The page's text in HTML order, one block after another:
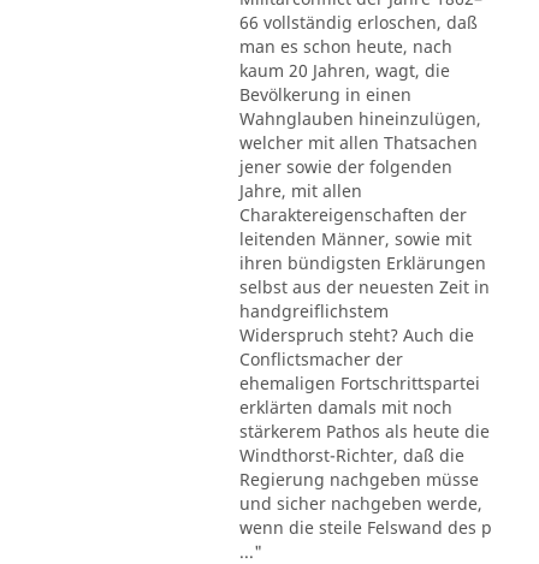
66 vollständig erloschen, daß
man es schon heute, nach
kaum 20 Jahren, wagt, die
Bevölkerung in einen
Wahnglauben hineinzulügen,
welcher mit allen Thatsachen
jener sowie der folgenden
Jahre, mit allen
Charaktereigenschaften der
leitenden Männer, sowie mit
ihren bündigsten Erklärungen
selbst aus der neuesten Zeit in
handgreiflichstem
Widerspruch steht? Auch die
Conflictsmacher der
ehemaligen Fortschrittspartei
erklärten damals mit noch
stärkerem Pathos als heute die
Windthorst-Richter, daß die
Regierung nachgeben müsse
und sicher nachgeben werde,
wenn die steile Felswand des p
..."